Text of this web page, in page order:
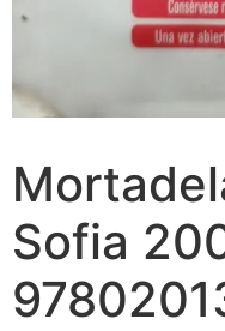
Sofia